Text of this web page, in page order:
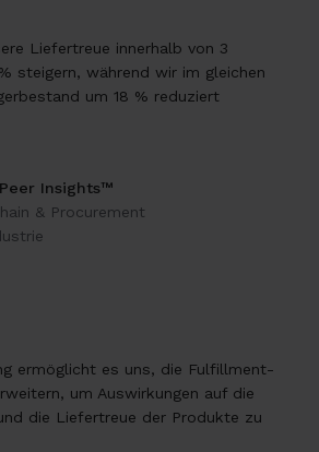
Liefertreue innerhalb von 3
steigern, während wir im gleichen
um 18 % reduziert
Insights™
& Procurement
ermöglicht es uns, die Fulfillment-
um Auswirkungen auf die
die Liefertreue der Produkte zu